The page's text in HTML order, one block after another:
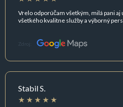
Vrelo odporúčam všetkým, milá pani aj
všetkého kvalitne služby a výborný
Zdroj:
Stabil S.